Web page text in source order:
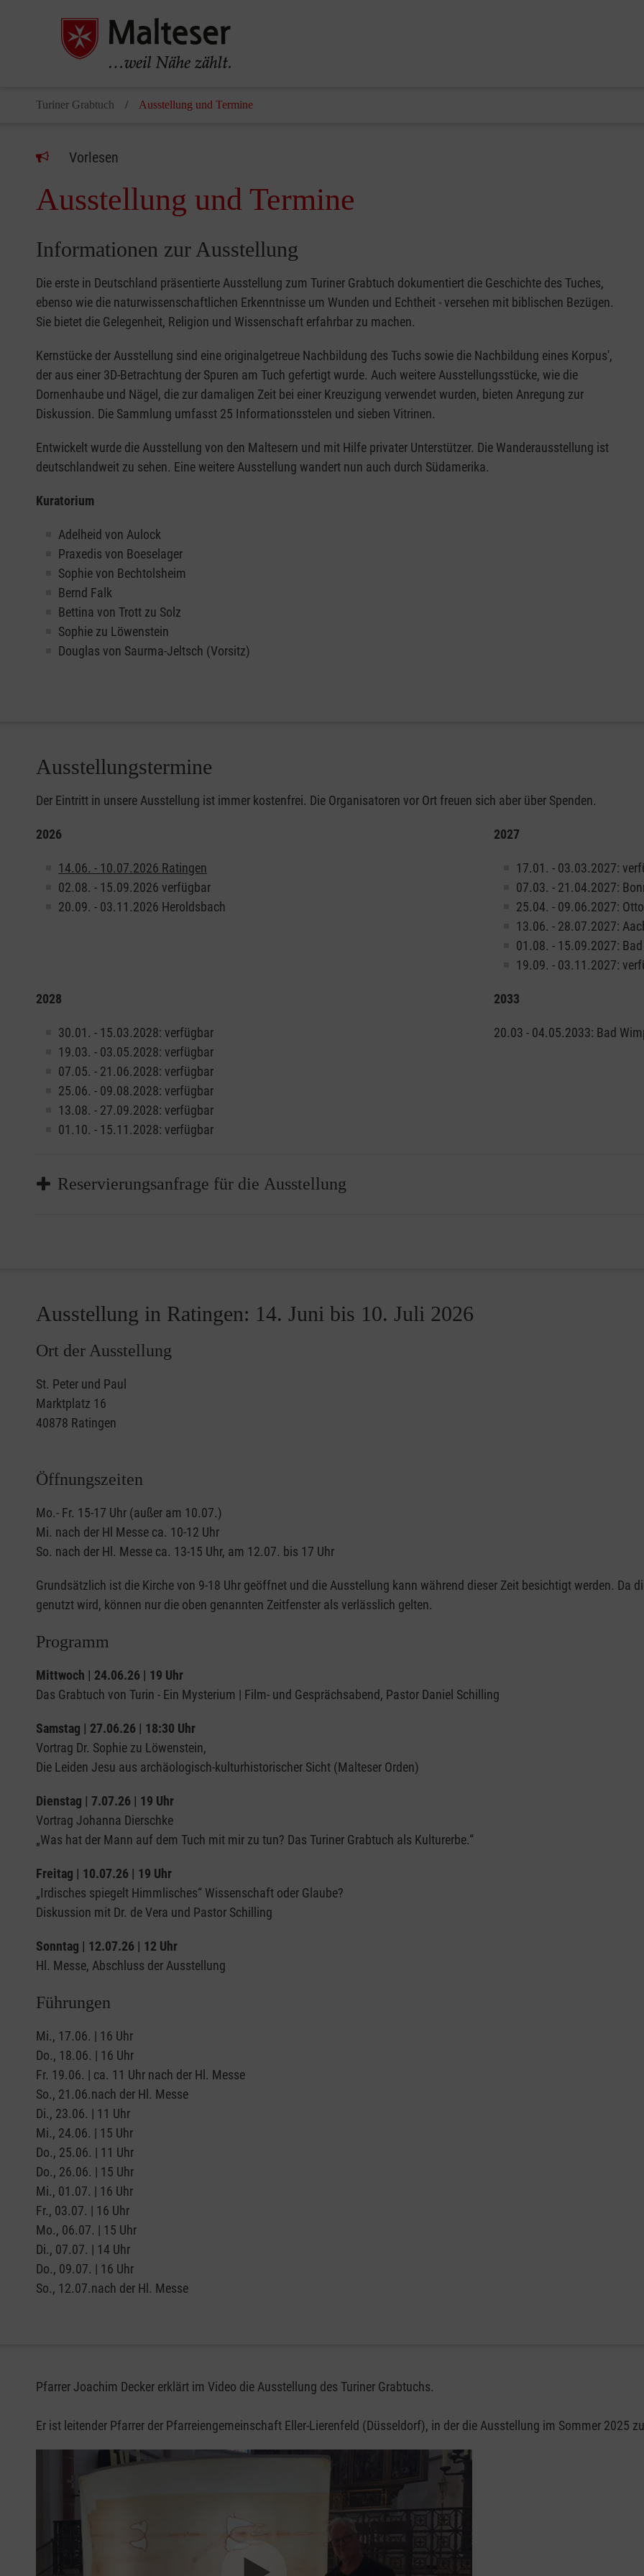
Turiner Grabtuch Ausstellung und Termine
Vorlesen
Ausstellung und Termine
Informationen zur Ausstellung
Die erste in Deutschland präsentierte Ausstellung zum Turiner Grabtuch dokumentiert die Geschichte des Tuches,
ebenso wie die naturwissenschaftlichen Erkenntnisse um Wunden und Echtheit - versehen mit biblischen Bezügen.
Sie bietet die Gelegenheit, Religion und Wissenschaft erfahrbar zu machen.
Kernstücke der Ausstellung sind eine originalgetreue Nachbildung des Tuchs sowie die Nachbildung eines Korpus',
der aus einer 3D-Betrachtung der Spuren am Tuch gefertigt wurde. Auch weitere Ausstellungsstücke, wie die
Dornenhaube und Nägel, die zur damaligen Zeit bei einer Kreuzigung verwendet wurden, bieten Anregung zur
Diskussion. Die Sammlung umfasst 25 Informationsstelen und sieben Vitrinen.
Entwickelt wurde die Ausstellung von den Maltesern und mit Hilfe privater Unterstützer. Die Wanderausstellung ist
deutschlandweit zu sehen. Eine weitere Ausstellung wandert nun auch durch Südamerika.
Kuratorium
Adelheid von Aulock
Praxedis von Boeselager
Sophie von Bechtolsheim
Bernd Falk
Bettina von Trott zu Solz
Sophie zu Löwenstein
Douglas von Saurma-Jeltsch (Vorsitz)
Ausstellungstermine
Der Eintritt in unsere Ausstellung ist immer kostenfrei. Die Organisatoren vor Ort freuen sich aber über Spenden.
2026
14.06. - 10.07.2026 Ratingen
02.08. - 15.09.2026 verfügbar
20.09. - 03.11.2026 Heroldsbach
2027
17.01. - 03.03.2027:
07.03. - 21.04.2027:
25.04. - 09.06.2027:
13.06. - 28.07.2027:
01.08. - 15.09.2027:
19.09. - 03.11.2027:
2028
30.01. - 15.03.2028: verfügbar
19.03. - 03.05.2028: verfügbar
07.05. - 21.06.2028: verfügbar
25.06. - 09.08.2028: verfügbar
13.08. - 27.09.2028: verfügbar
01.10. - 15.11.2028: verfügbar
2033
20.03 - 04.05.2033: Bad
Reservierungsanfrage für die Ausstellung
www.malteser-turinergrabtuch.de
Ausstellung in Ratingen: 14. Juni bis 10. Juli 2026
Ort der Ausstellung
St. Peter und Paul
Marktplatz 16
40878 Ratingen
Öffnungszeiten
Mo.- Fr. 15-17 Uhr (außer am 10.07.)
Mi. nach der Hl Messe ca. 10-12 Uhr
So. nach der Hl. Messe ca. 13-15 Uhr, am 12.07. bis 17 Uhr
Grundsätzlich ist die Kirche von 9-18 Uhr geöffnet und die Ausstellung kann während dieser Zeit besichtigt werden. Da
genutzt wird, können nur die oben genannten Zeitfenster als verlässlich gelten.
Programm
Mittwoch | 24.06.26 | 19 Uhr
Das Grabtuch von Turin - Ein Mysterium | Film- und Gesprächsabend, Pastor Daniel Schilling
Samstag | 27.06.26 | 18:30 Uhr
Vortrag Dr. Sophie zu Löwenstein,
Die Leiden Jesu aus archäologisch-kulturhistorischer Sicht (Malteser Orden)
Dienstag | 7.07.26 | 19 Uhr
Vortrag Johanna Dierschke
„Was hat der Mann auf dem Tuch mit mir zu tun? Das Turiner Grabtuch als Kulturerbe.“
Freitag | 10.07.26 | 19 Uhr
„Irdisches spiegelt Himmlisches“ Wissenschaft oder Glaube?
Diskussion mit Dr. de Vera und Pastor Schilling
Sonntag | 12.07.26 | 12 Uhr
Hl. Messe, Abschluss der Ausstellung
Führungen
Mi., 17.06. | 16 Uhr
Do., 18.06. | 16 Uhr
Fr. 19.06. | ca. 11 Uhr nach der Hl. Messe
So., 21.06.nach der Hl. Messe
Di., 23.06. | 11 Uhr
Mi., 24.06. | 15 Uhr
Do., 25.06. | 11 Uhr
Do., 26.06. | 15 Uhr
Mi., 01.07. | 16 Uhr
Fr., 03.07. | 16 Uhr
Mo., 06.07. | 15 Uhr
Di., 07.07. | 14 Uhr
Do., 09.07. | 16 Uhr
So., 12.07.nach der Hl. Messe
Pfarrer Joachim Decker erklärt im Video die Ausstellung des Turiner Grabtuchs.
Er ist leitender Pfarrer der Pfarreiengemeinschaft Eller-Lierenfeld (Düsseldorf), in der die Ausstellung im Sommer 2025